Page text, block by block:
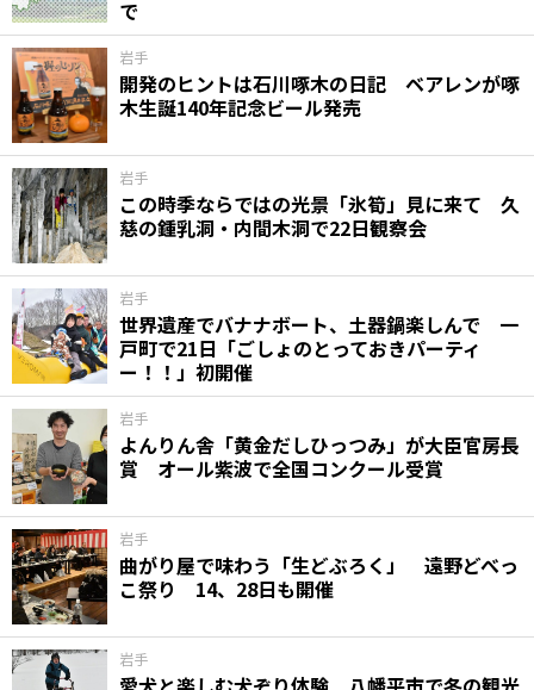
で
岩手
開発のヒントは石川啄木の日記 ベアレンが啄
木生誕140年記念ビール発売
岩手
この時季ならではの光景「氷筍」見に来て 久
慈の鍾乳洞・内間木洞で22日観察会
岩手
世界遺産でバナナボート、土器鍋楽しんで 一
戸町で21日「ごしょのとっておきパーティ
ー！！」初開催
岩手
よんりん舎「黄金だしひっつみ」が大臣官房長
賞 オール紫波で全国コンクール受賞
岩手
曲がり屋で味わう「生どぶろく」 遠野どべっ
こ祭り 14、28日も開催
岩手